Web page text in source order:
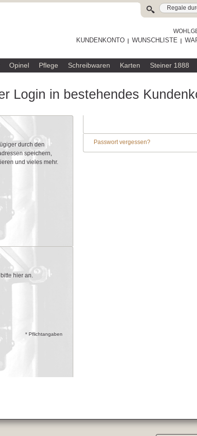
KUNDENKONTO WUNSCHLISTE
Opinel Pflege Schreibwaren Karten Steiner 1888
Login in bestehendes
durch den
speichern,
und vieles mehr.
hier an.
* Pflichtangaben
Passwort vergessen?